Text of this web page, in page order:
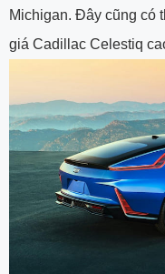
Michigan. Đây cũng có
giá Cadillac Celestiq